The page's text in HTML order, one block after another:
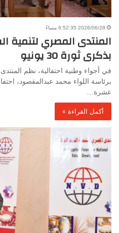
2026/06/28 6:52:35 مساءً
المنتدى المصري لتنمية
بذكرى ثورة 30 يونيو
في أجواء وطنية احتفالية، نظم
برئاسة اللواء محمد عبدالمقصود،
عشرة…
أكمل القراءة »